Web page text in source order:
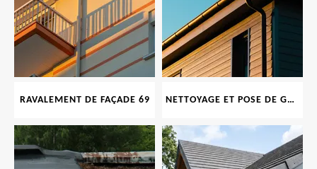
RAVALEMENT DE FAÇADE 69 NETTOYAGE ET POSE DE GOUTTIÈRE 69